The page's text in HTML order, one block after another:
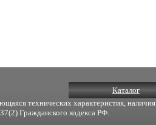
Каталог
технических характеристик,
Гражданского кодекса РФ.